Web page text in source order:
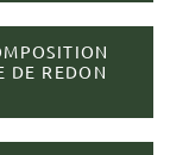
DE REDON